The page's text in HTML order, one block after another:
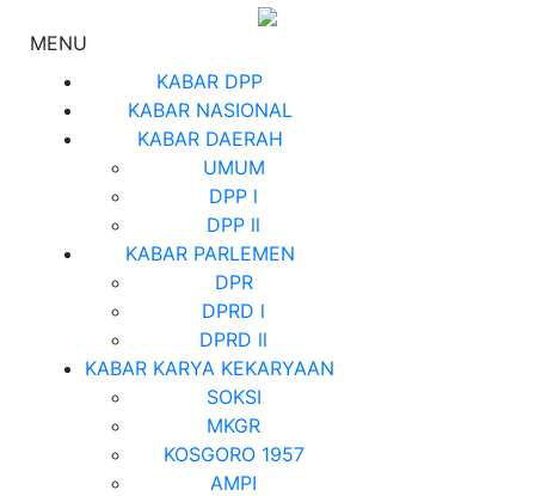
MENU
KABAR DPP
KABAR NASIONAL
KABAR DAERAH
UMUM
DPP l
DPP ll
KABAR PARLEMEN
DPR
DPRD l
DPRD ll
KABAR KARYA KEKARYAAN
SOKSI
MKGR
KOSGORO 1957
AMPI